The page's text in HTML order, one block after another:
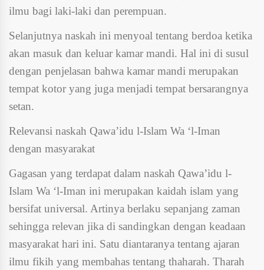
ilmu bagi laki-laki dan perempuan.
Selanjutnya naskah ini menyoal tentang berdoa ketika
akan masuk dan keluar kamar mandi. Hal ini di susul
dengan penjelasan bahwa kamar mandi merupakan
tempat kotor yang juga menjadi tempat bersarangnya
setan.
Relevansi naskah Qawa’idu l-Islam Wa ‘l-Iman
dengan masyarakat
Gagasan yang terdapat dalam naskah Qawa’idu l-
Islam Wa ‘l-Iman ini merupakan kaidah islam yang
bersifat universal. Artinya berlaku sepanjang zaman
sehingga relevan jika di sandingkan dengan keadaan
masyarakat hari ini. Satu diantaranya tentang ajaran
ilmu fikih yang membahas tentang thaharah. Tharah